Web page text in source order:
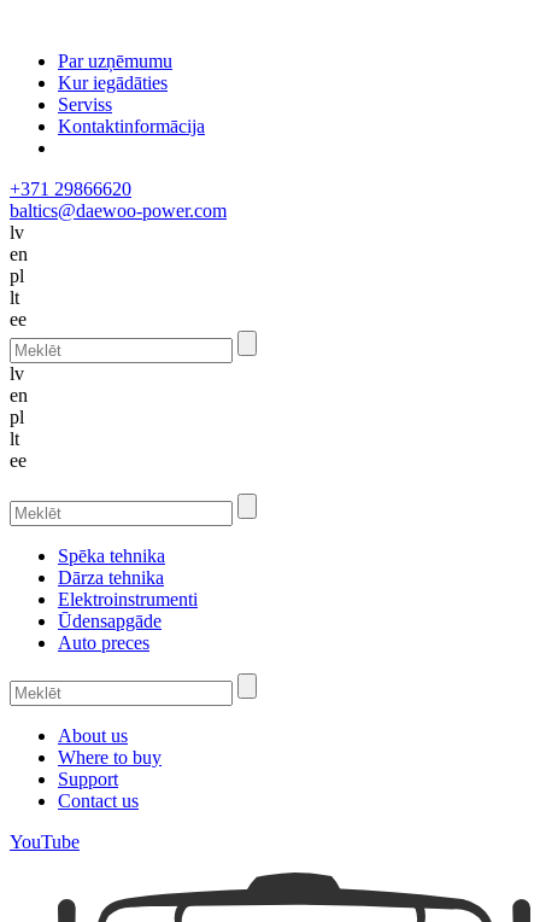
Par uzņēmumu
Kur iegādāties
Serviss
Kontaktinformācija
+371 29866620
baltics@daewoo-power.com
lv
en
pl
lt
ee
lv
en
pl
lt
ee
Spēka tehnika
Dārza tehnika
Elektroinstrumenti
Ūdensapgāde
Auto preces
About us
Where to buy
Support
Contact us
YouTube